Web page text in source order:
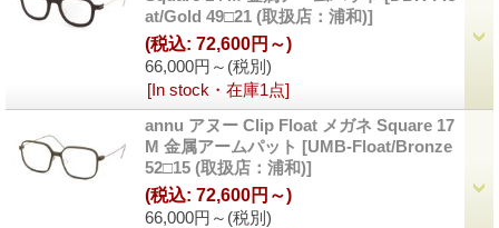
at/Gold 49□21 (取扱店：浦和)]
66,000円～ (税別)
(税込: 72,600円～)
[In stock・在庫1点]
annu アヌー Clip Float メガネ Square 17
M 金属アームパット [UMB-Float/Bronze
52□15 (取扱店：浦和)]
66,000円～ (税別)
(税込: 72,600円～)